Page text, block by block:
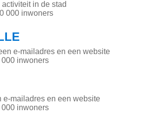
in de stad
000 inwoners
e-mailadres en een website
inwoners
e-mailadres en een website
inwoners